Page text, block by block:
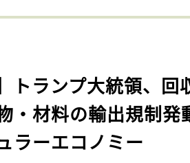
トランプ大統領、回
・材料の輸出規制発
ラーエコノミー